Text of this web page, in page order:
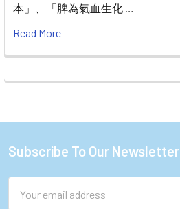
本」、「脾為氣血生化 …
Read More
Footer
Subscribe To Our Newsletter
Address